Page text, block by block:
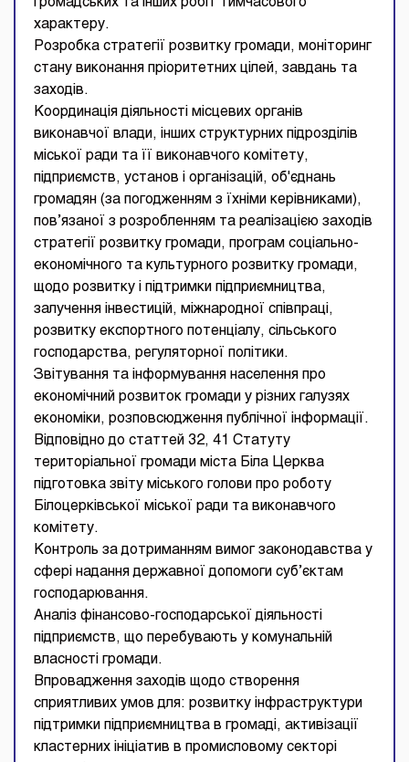
громадських та інших робіт тимчасового
характеру.
Розробка стратегії розвитку громади, моніторинг
стану виконання пріоритетних цілей, завдань та
заходів.
Координація діяльності місцевих органів
виконавчої влади, інших структурних підрозділів
міської ради та її виконавчого комітету,
підприємств, установ і організацій, об'єднань
громадян (за погодженням з їхніми керівниками),
пов’язаної з розробленням та реалізацією заходів
стратегії розвитку громади, програм соціально-
економічного та культурного розвитку громади,
щодо розвитку і підтримки підприємництва,
залучення інвестицій, міжнародної співпраці,
розвитку експортного потенціалу, сільського
господарства, регуляторної політики.
Звітування та інформування населення про
економічний розвиток громади у різних галузях
економіки, розповсюдження публічної інформації.
Відповідно до статтей 32, 41 Статуту
територіальної громади міста Біла Церква
підготовка звіту міського голови про роботу
Білоцерківської міської ради та виконавчого
комітету.
Контроль за дотриманням вимог законодавства у
сфері надання державної допомоги суб’єктам
господарювання.
Аналіз фінансово-господарської діяльності
підприємств, що перебувають у комунальній
власності громади.
Впровадження заходів щодо створення
сприятливих умов для: розвитку інфраструктури
підтримки підприємництва в громаді, активізації
кластерних ініціатив в промисловому секторі